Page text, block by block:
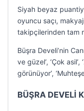
Siyah beyaz
oyuncu saçı,
takipçilerinden tam
Büşra Develi’nin
ve güzel’, ‘Çok asil’,
görünüyor’,
BÜŞRA DEVELİ